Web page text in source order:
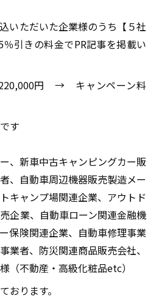
いただいた企業様のうち【５社
引きの料金でPR記事を掲載い
220,000円 → キャンペーン料
す
、新車中古キャンピングカー販
、自動車周辺機器販売製造メー
キャンプ場関連企業、アウトド
企業、自動車ローン関連金融機
保険関連企業、自動車修理事業
業者、防災関連商品販売会社、
（不動産・高級化粧品etc）
おります。